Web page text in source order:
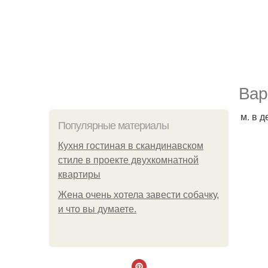
Популярные материалы
Кухня гостиная в скандинавском
стиле в проекте двухкомнатной
квартиры
Жена очень хотела завести собачку,
и что вы думаете.
м. в